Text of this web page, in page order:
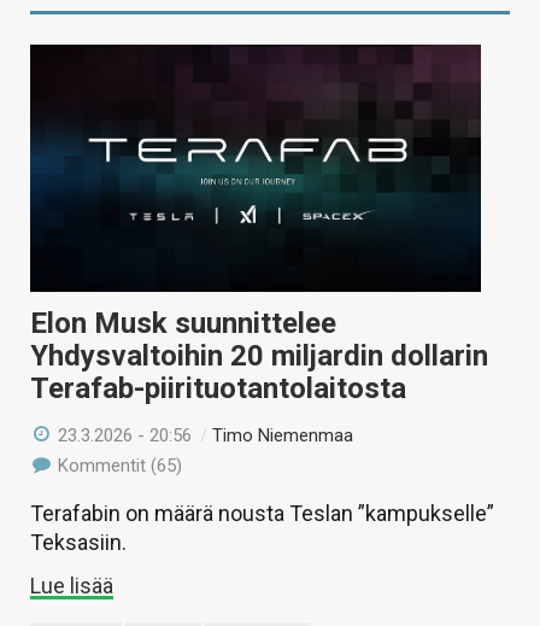
Elon Musk suunnittelee
Yhdysvaltoihin 20 miljardin dollarin
Terafab-piirituotantolaitosta
23.3.2026 - 20:56 /Timo Niemenmaa
Kommentit (65)
Terafabin on määrä nousta Teslan ”kampukselle”
Teksasiin.
Lue lisää